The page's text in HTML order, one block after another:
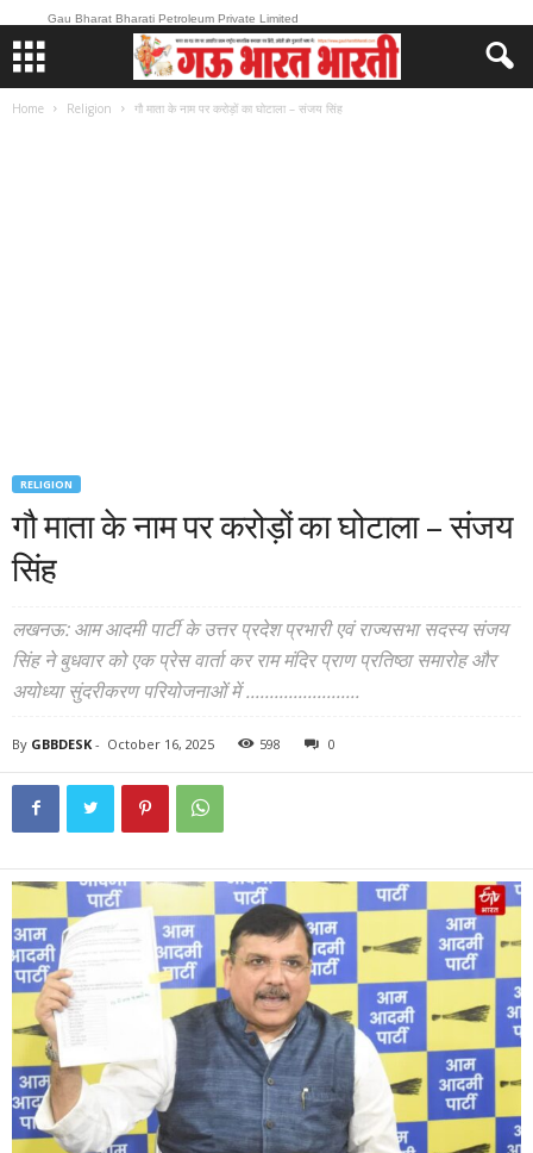
Gau Bharat Bharati Petroleum Private Limited
Home Religion गौ माता के नाम पर करोड़ों का घोटाला – संजय सिंह
RELIGION
गौ माता के नाम पर करोड़ों का घोटाला – संजय
सिंह
लखनऊ: आम आदमी पार्टी के उत्तर प्रदेश प्रभारी एवं राज्यसभा सदस्य संजय
सिंह ने बुधवार को एक प्रेस वार्ता कर राम मंदिर प्राण प्रतिष्ठा समारोह और
अयोध्या सुंदरीकरण परियोजनाओं में ........................
By GBBDESK - October 16, 2025 598 0